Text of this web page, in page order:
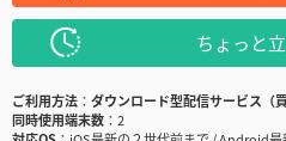
ちょっと
ご利用方法
ダウンロード型配信サービス（買
同時使用端末数
2